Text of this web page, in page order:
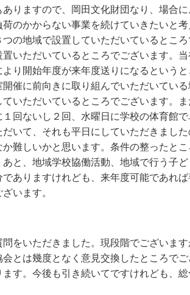
りますので、岡田文化財団なり、場合
のかからない事業を続けていきたいと
の地域で設置していただいているとこ
いただいているところでございます。
り開始年度が来年度送りになるという
催に前向きに取り組んでいただいてい
いただいているところでございます。
回ないし２回、水曜日に学校の体育館
いて、それも平日にしていただきまし
難しいかと思います。条件の整ったと
と、地域学校協働活動、地域で行う子
ありますけれども、来年度可能であれ
います。
をいただきました。現段階でございま
とは幾度となく意見交換したところで
す。今後も引き続いてですけれども、